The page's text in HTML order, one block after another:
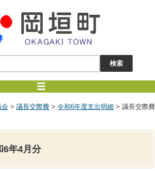
会 > 議長交際費 > 令和6年度支出明細 > 議長交際費
6年4月分